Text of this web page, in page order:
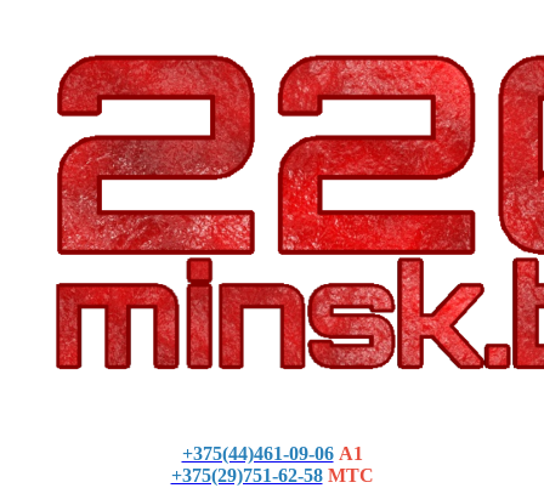
+375(44)461-09-06 А1
+375(29)751-62-58 МТС